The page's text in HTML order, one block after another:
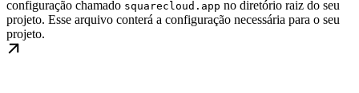
configuração chamado squarecloud.app no diretório raiz do seu
projeto. Esse arquivo conterá a configuração necessária para o seu
projeto.